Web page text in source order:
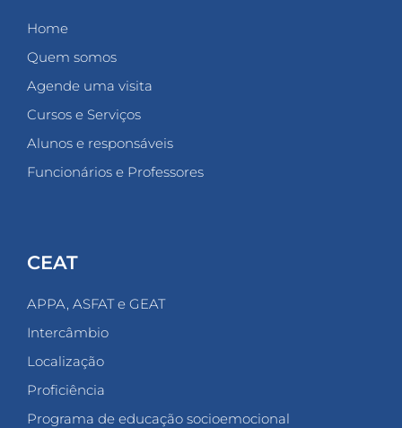
Home
Quem somos
Agende uma visita
Cursos e Serviços
Alunos e responsáveis
Funcionários e Professores
CEAT
APPA, ASFAT e GEAT
Intercâmbio
Localização
Proficiência
Programa de educação socioemocional